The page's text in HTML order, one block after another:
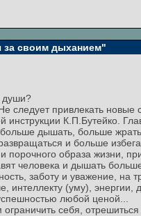
за своим дыханием"
души?
следует привлекать
К.П.Бутейко.
дышать, больше
и больше
образа жизни,
человека и дышать
заботу и уважение, на
интеллекту (уму),
любой ценой...
себя,